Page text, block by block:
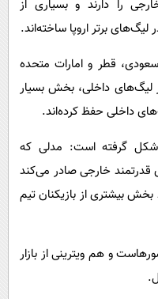
را دارند و بسیاری از
برتر اروپا ساخته‌اند.
قطر و امارات متحده
لیگ‌های داخلی، بخش بسیار
داخلی حفظ کرده‌اند.
شکل گرفته است: مدلی که
قدرتمند خارجی صادر می‌کند
بیشتری از بازیکنان تیم
و هم ویترینی از بازار